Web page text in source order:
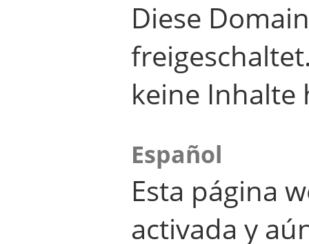
Diese
keine Inhalte
Español
Esta página
activada y